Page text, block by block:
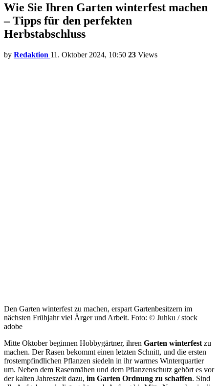
Wie Sie Ihren Garten winterfest machen
– Tipps für den perfekten
Herbstabschluss
by Redaktion 11. Oktober 2024, 10:50 23 Views
Den Garten winterfest zu machen, erspart Gartenbesitzern im
nächsten Frühjahr viel Ärger und Arbeit. Foto: © Juhku / stock
adobe
Mitte Oktober beginnen Hobbygärtner, ihren Garten winterfest zu
machen. Der Rasen bekommt einen letzten Schnitt, und die ersten
frostempfindlichen Pflanzen siedeln in ihr warmes Winterquartier
um. Neben dem Rasenmähen und dem Pflanzenschutz gehört es vor
der kalten Jahreszeit dazu, im Garten Ordnung zu schaffen. Sind